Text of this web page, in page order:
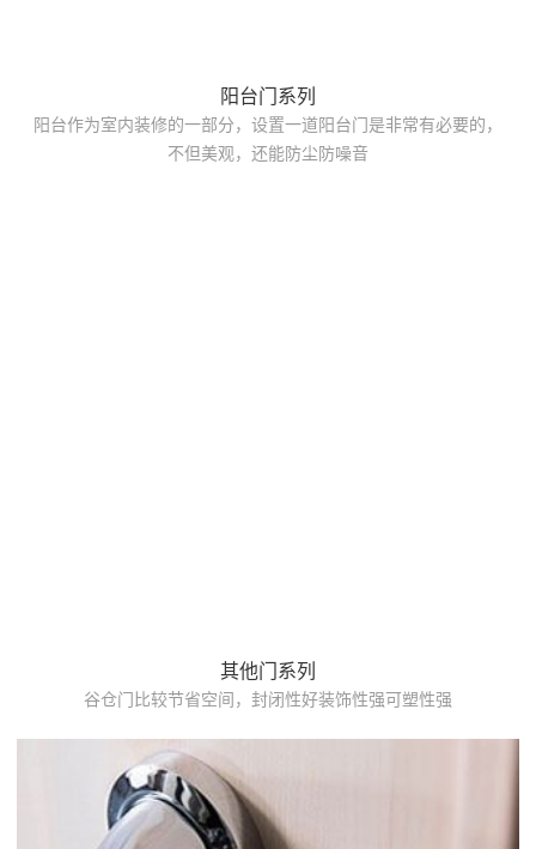
阳台门系列
阳台作为室内装修的一部分，设置一道阳台门是非常有必要的，
不但美观，还能防尘防噪音
其他门系列
谷仓门比较节省空间，封闭性好装饰性强可塑性强